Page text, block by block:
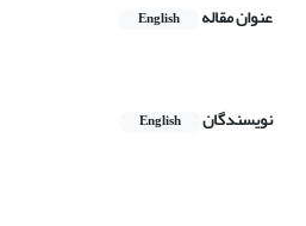
عنوان مقاله English
نویسندگان English